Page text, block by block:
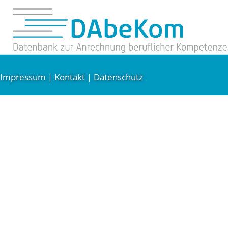
Impressum | Kontakt | Datenschutz